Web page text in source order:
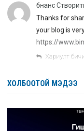
бнанс
Thanks for
your blog is
https://
Хариулт
ХОЛБООТОЙ МЭДЭЭ